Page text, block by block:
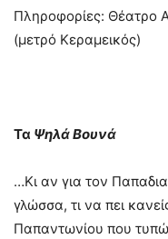
Πληροφορίες: Θέατρο
(μετρό Κεραμεικός)
Τα Ψηλά Βουνά
…Κι αν για τον
γλώσσα, τι να πει
Παπαντωνίου που